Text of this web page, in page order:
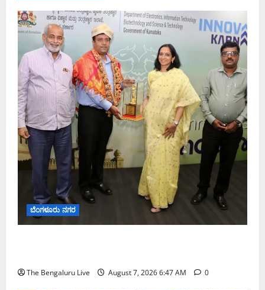
ಬೆಂಗಳೂರು ನಗರ
The Bengaluru Live August 7, 2026 6:47 AM 0